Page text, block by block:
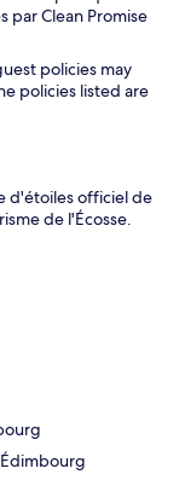
par Clean Promise
policies may
policies listed are
d'étoiles officiel de
de l'Écosse.